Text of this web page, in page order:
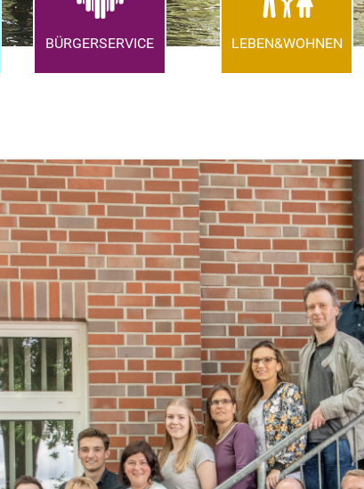
BÜRGERSERVICE LEBEN&WOHNEN